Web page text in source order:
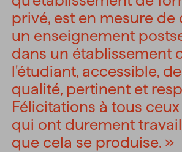
privé, est en mesure de
un enseignement
dans un établissement
l'étudiant, accessible,
qualité, pertinent et
Félicitations à tous
qui ont durement
que cela se produise. »